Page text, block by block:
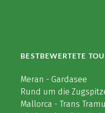
BESTBEWERTETE
Meran - Gardasee
Rund um die
Mallorca - Trans